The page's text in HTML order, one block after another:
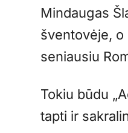
Mindaugas
šventovėje,
seniausiu
Tokiu būdu
tapti ir